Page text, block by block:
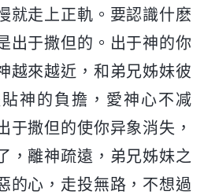
就走上正軌。要認識什麽
出于撒但的。出于神的你
越來越近，和弟兄姊妹彼
神的負擔，愛神心不减
于撒但的使你异象消失，
，離神疏遠，弟兄姊妹之
的心，走投無路，不想過